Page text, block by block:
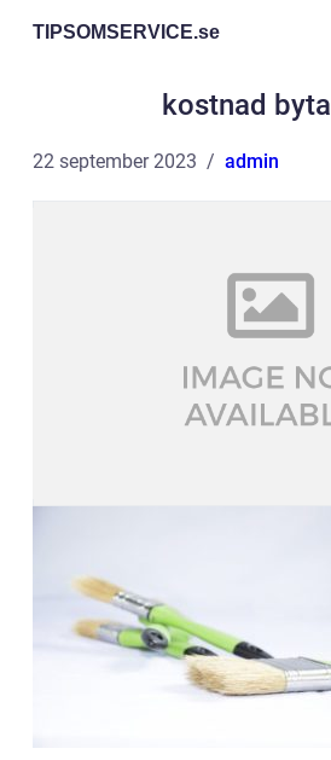
TIPSOMSERVICE.se
kostnad
22 september 2023 admin